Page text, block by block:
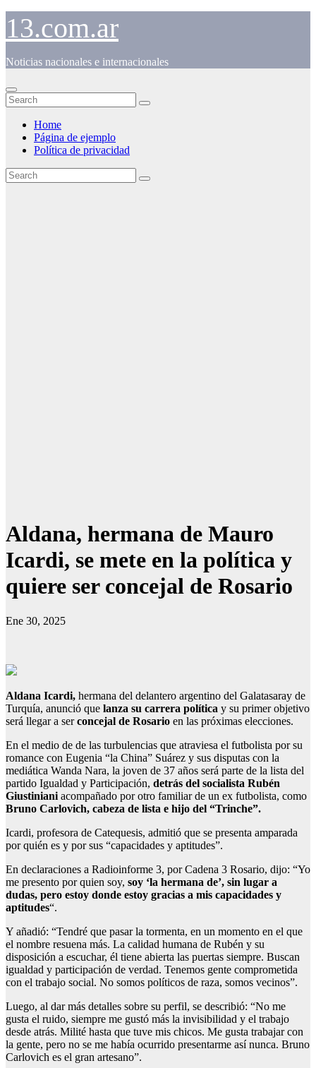
Skip
content
13.com.ar
Noticias nacionales e internacionales
Home
Página de ejemplo
Política de privacidad
Aldana, hermana de Mauro
Icardi, se mete en la política y
quiere ser concejal de Rosario
Ene 30, 2025
Aldana Icardi, hermana del delantero argentino del Galatasaray de
Turquía, anunció que lanza su carrera política y su primer objetivo
será llegar a serconcejal de Rosario en las próximas elecciones.
En el medio de de las turbulencias que atraviesa el futbolista por su
romance con Eugenia “la China” Suárez y sus disputas con la
mediática Wanda Nara, la joven de 37 años será parte de la lista del
partido Igualdad y Participación, detrás del socialista Rubén
Giustiniani acompañado por otro familiar de un ex futbolista, como
Bruno Carlovich, cabeza de lista e hijo del “Trinche”.
Icardi, profesora de Catequesis, admitió que se presenta amparada
por quién es y por sus “capacidades y aptitudes”.
En declaraciones a Radioinforme 3, por Cadena 3 Rosario, dijo: “Yo
me presento por quien soy, soy ‘la hermana de’, sin lugar a
dudas, pero estoy donde estoy gracias a mis capacidades y
aptitudes“.
Y añadió: “Tendré que pasar la tormenta, en un momento en el que
el nombre resuena más. La calidad humana de Rubén y su
disposición a escuchar, él tiene abierta las puertas siempre. Buscan
igualdad y participación de verdad. Tenemos gente comprometida
con el trabajo social. No somos políticos de raza, somos vecinos”.
Luego, al dar más detalles sobre su perfil, se describió: “No me
gusta el ruido, siempre me gustó más la invisibilidad y el trabajo
desde atrás. Milité hasta que tuve mis chicos. Me gusta trabajar con
la gente, pero no se me había ocurrido presentarme así nunca. Bruno
Carlovich es el gran artesano”.